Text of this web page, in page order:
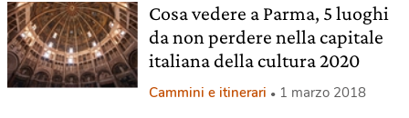
Cosa vedere a Parma, 5 luoghi
da non perdere nella capitale
italiana della cultura 2020
Cammini e itinerari 1 marzo 2018